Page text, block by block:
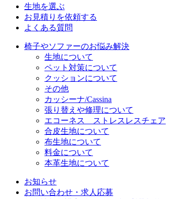
生地を選ぶ
お見積りを依頼する
よくある質問
椅子やソファーのお悩み解決
生地について
ペット対策について
クッションについて
その他
カッシーナ/Cassina
張り替えや修理について
エコーネス ストレスレスチェア
合皮生地について
布生地について
料金について
本革生地について
お知らせ
お問い合わせ・求人応募